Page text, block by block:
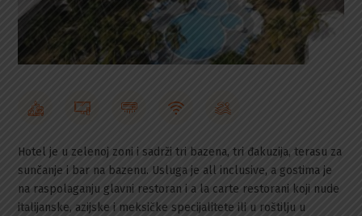
Hotel je u zelenoj zoni i sadrži tri bazena, tri đakuzija, terasu za
sunčanje i bar na bazenu. Usluga je all inclusive, a gostima je
na raspolaganju glavni restoran i a la carte restorani koji nude
italijanske, azijske i meksičke specijalitete ili u roštilju u